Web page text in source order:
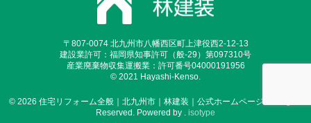
〒807-0074 北九州市八幡西区町上津役西2-12-13
建設業許可：福岡県知事許可（般-29）第097310号
産業廃棄物収集運搬業：許可番号04000191956
© 2021 Hayashi-Kenso.
© 2026 住宅リフォーム全般｜北九州市｜林建装｜公式ホームページ.All Rights
Reserved. Powered by . isotype